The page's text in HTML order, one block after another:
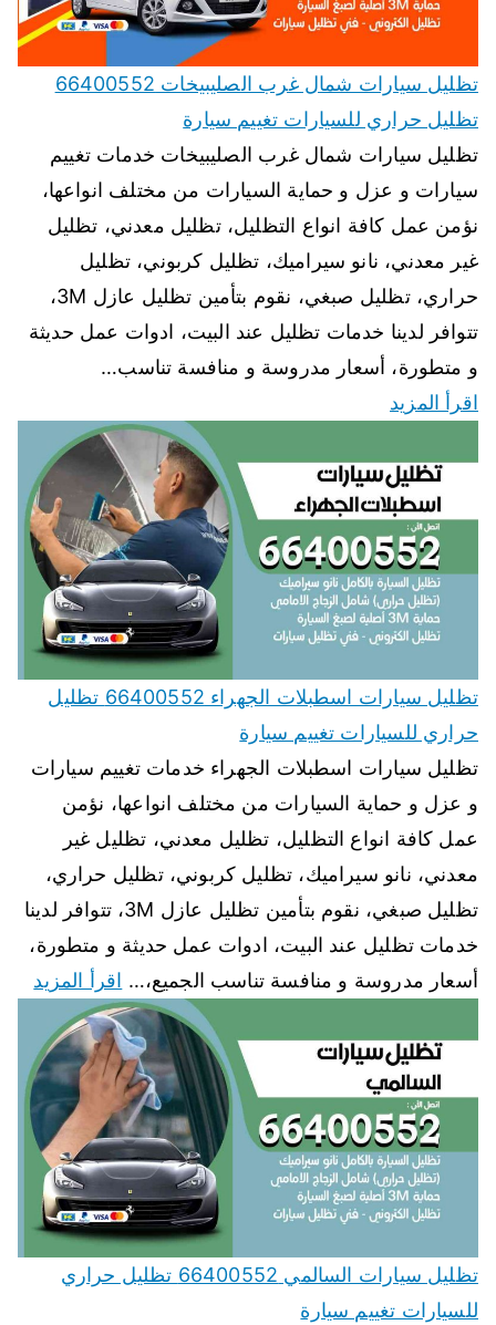
تظليل سيارات شمال غرب الصليبيخات 66400552
تظليل حراري للسيارات تغييم سيارة
تظليل سيارات شمال غرب الصليبيخات خدمات تغييم
سيارات و عزل و حماية السيارات من مختلف انواعها،
نؤمن عمل كافة انواع التظليل، تظليل معدني، تظليل
غير معدني، نانو سيراميك، تظليل كربوني، تظليل
حراري، تظليل صبغي، نقوم بتأمين تظليل عازل 3M،
تتوافر لدينا خدمات تظليل عند البيت، ادوات عمل حديثة
و متطورة، أسعار مدروسة و منافسة تناسب…
اقرأ المزيد
تظليل سيارات اسطبلات الجهراء 66400552 تظليل
حراري للسيارات تغييم سيارة
تظليل سيارات اسطبلات الجهراء خدمات تغييم سيارات
و عزل و حماية السيارات من مختلف انواعها، نؤمن
عمل كافة انواع التظليل، تظليل معدني، تظليل غير
معدني، نانو سيراميك، تظليل كربوني، تظليل حراري،
تظليل صبغي، نقوم بتأمين تظليل عازل 3M، تتوافر لدينا
خدمات تظليل عند البيت، ادوات عمل حديثة و متطورة،
أسعار مدروسة و منافسة تناسب الجميع،… اقرأ المزيد
تظليل سيارات السالمي 66400552 تظليل حراري
للسيارات تغييم سيارة